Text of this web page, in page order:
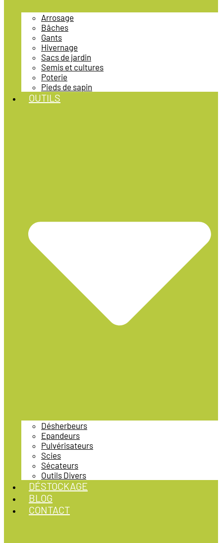
Arrosage
Bâches
Gants
Hivernage
Sacs de jardin
Semis et cultures
Poterie
Pieds de sapin
OUTILS
Désherbeurs
Epandeurs
Pulvérisateurs
Scies
Sécateurs
Outils Divers
DÉSTOCKAGE
BLOG
CONTACT